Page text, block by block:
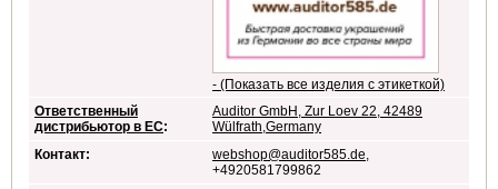
- (Показать все изделия с этикеткой)
Ответственный
дистрибьютор в ЕС:
Auditor GmbH, Zur Loev 22, 42489
Wülfrath,Germany
Контакт:
webshop@auditor585.de,
+4920581799862